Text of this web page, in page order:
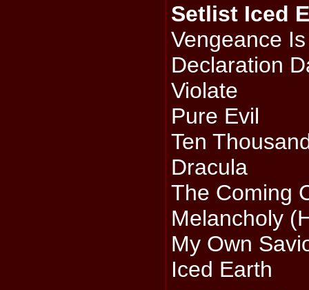
Setlist Iced
Vengeance
Declaration
Violate
Pure Evil
Ten
Dracula
The Coming
Melancholy
My Own
Iced Earth